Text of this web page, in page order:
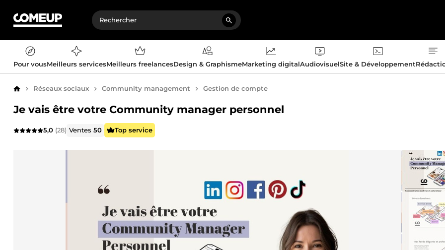
Pour vousMeilleurs servicesMeilleurs freelancesDesign & GraphismeMarketing digitalAudiovisuelSite & Développement
AccueilRéseaux sociaux Community management Gestion de compte
Je vais être votre Community manager personnel
5,0 (28) Ventes50 Top service